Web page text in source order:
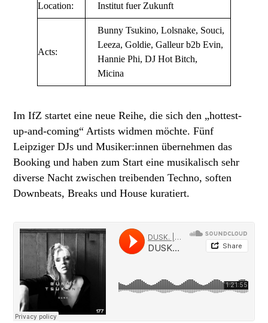
Location: Institut fuer Zukunft
Acts:
Bunny Tsukino, Lolsnake, Souci,
Leeza, Goldie, Galleur b2b Evin,
Hannie Phi, DJ Hot Bitch,
Micina
Im IfZ startet eine neue Reihe, die sich den „hottest-
up-and-coming“ Artists widmen möchte. Fünf
Leipziger DJs und Musiker:innen übernehmen das
Booking und haben zum Start eine musikalisch sehr
diverse Nacht zwischen treibenden Techno, soften
Downbeats, Breaks und House kuratiert.